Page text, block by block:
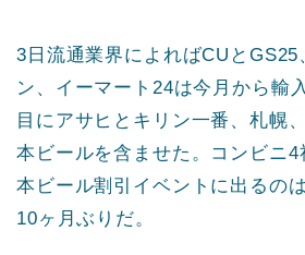
3日流通業界によればCUとGS25
ン、イーマート24は今月から輸
目にアサヒとキリン一番、札幌
本ビールを含ませた。コンビニ4
本ビール割引イベントに出るの
10ヶ月ぶりだ。